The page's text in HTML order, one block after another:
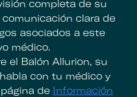
completa de su
clara de
asociados a este
médico.
el Balón Allurion, su
con tu médico y
de Información